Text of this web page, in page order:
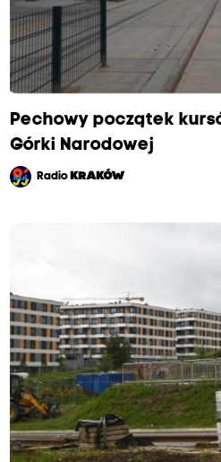
Pechowy początek
Górki Narodowej
Radio KRAKÓW